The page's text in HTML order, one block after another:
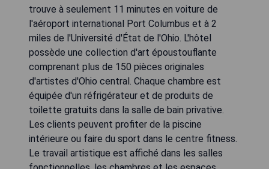
trouve à seulement 11 minutes en voiture de
l'aéroport international Port Columbus et à 2
miles de l'Université d'État de l'Ohio. L'hôtel
possède une collection d'art époustouflante
comprenant plus de 150 pièces originales
d'artistes d'Ohio central. Chaque chambre est
équipée d'un réfrigérateur et de produits de
toilette gratuits dans la salle de bain privative.
Les clients peuvent profiter de la piscine
intérieure ou faire du sport dans le centre fitness.
Le travail artistique est affiché dans les salles